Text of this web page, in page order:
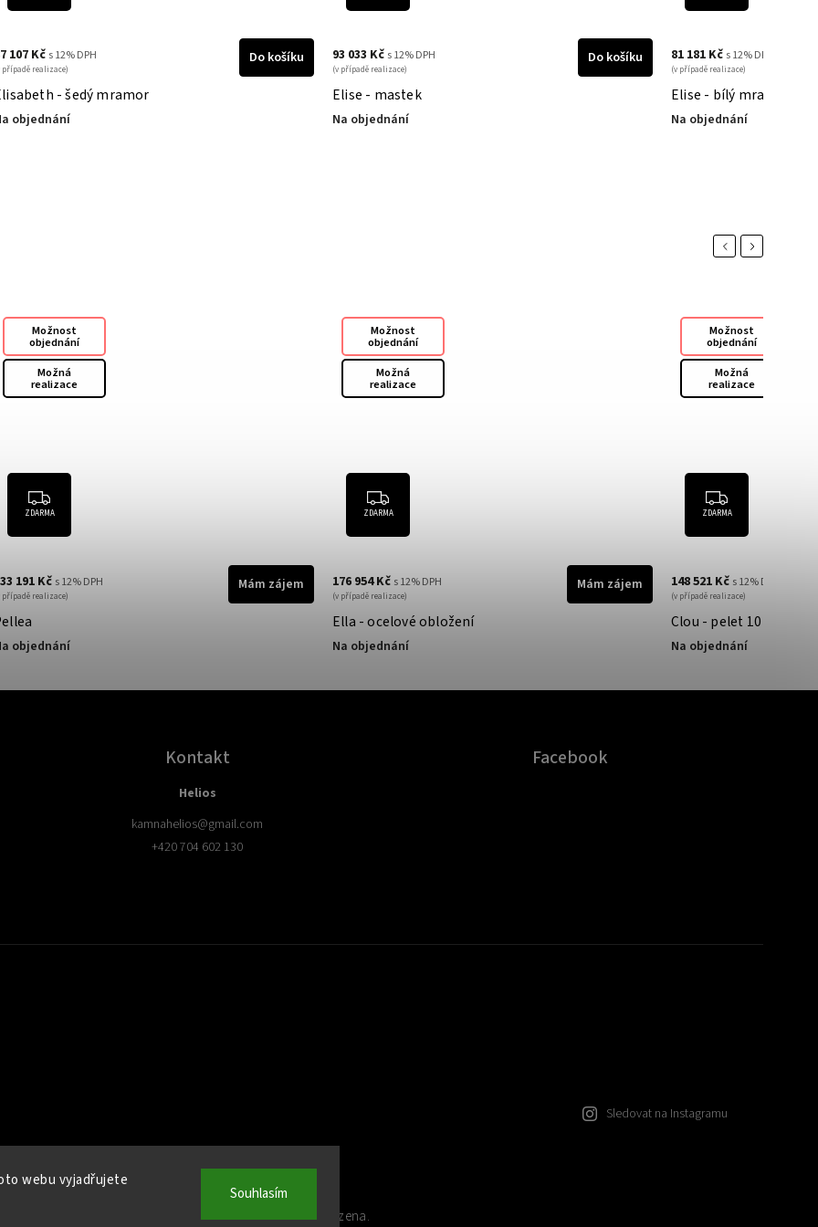
webu vyjadřujete
Souhlasím
- šedý mramor
objednání
107 Kč s 12% DPH
případě realizace)
Do košíku
Elise - mastek
Na objednání
93 033 Kč s 12% DPH
(v případě realizace)
Do košíku
Elise - bílý mramor
Na objednání
81 181 Kč s 12% DPH
(v případě realizace)
Previous
Možnost
objednání
Možná
realizace
ZDARMA
objednání
191 Kč s 12% DPH
případě realizace)
Mám zájem
Možnost
objednání
Možná
realizace
ZDARMA
Ella - ocelové obložení
Na objednání
176 954 Kč s 12% DPH
(v případě realizace)
Mám zájem
Možnost
objednání
Možná
realizace
ZDARMA
Clou - pelet 10 kW
Na objednání
148 521 Kč s 12% DPH
(v případě realizace)
Next
Kontakt
Helios
kamnahelios@gmail.com
+420 704 602 130
Facebook
Sledovat na Instagramu
Kamna Helios. Všechna práva vyhrazena.